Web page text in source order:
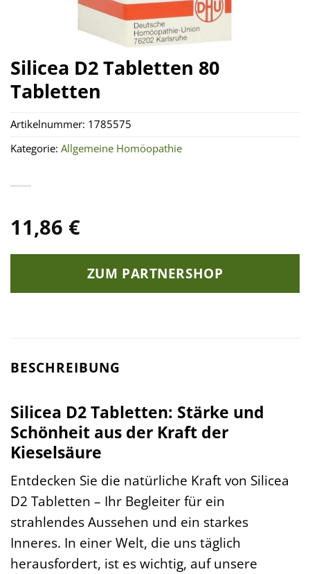
Silicea D2 Tabletten 80
Tabletten
11,86 €
ZUM PARTNERSHOP
Artikelnummer: 1785575
Kategorie: Allgemeine Homöopathie
BESCHREIBUNG
Silicea D2 Tabletten: Stärke und
Schönheit aus der Kraft der
Kieselsäure
Entdecken Sie die natürliche Kraft von Silicea
D2 Tabletten – Ihr Begleiter für ein
strahlendes Aussehen und ein starkes
Inneres. In einer Welt, die uns täglich
herausfordert, ist es wichtig, auf unsere